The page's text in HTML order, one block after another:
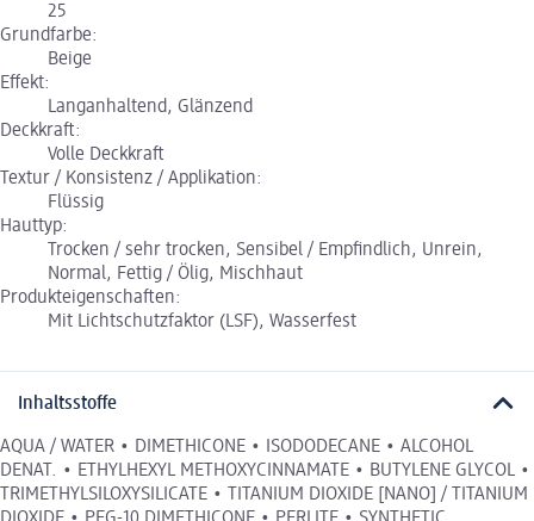
25
Grundfarbe:
Beige
Effekt:
Langanhaltend, Glänzend
Deckkraft:
Volle Deckkraft
Textur / Konsistenz / Applikation:
Flüssig
Hauttyp:
Trocken / sehr trocken, Sensibel / Empfindlich, Unrein,
Normal, Fettig / Ölig, Mischhaut
Produkteigenschaften:
Mit Lichtschutzfaktor (LSF), Wasserfest
Inhaltsstoffe
AQUA / WATER • DIMETHICONE • ISODODECANE • ALCOHOL
DENAT. • ETHYLHEXYL METHOXYCINNAMATE • BUTYLENE GLYCOL •
TRIMETHYLSILOXYSILICATE • TITANIUM DIOXIDE [NANO] / TITANIUM